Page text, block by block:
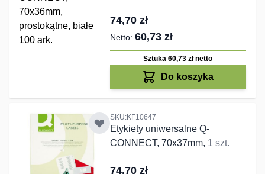
74,70 zł
60,73 zł
Sztuka 60,73 złnetto
Do koszyka
SKU:KF10647
Etykiety uniwersalne Q-
CONNECT, 70x37mm, 1 szt.
74,70 zł